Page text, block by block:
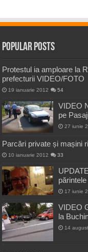
Popular Posts
Protestul ia amploare la
prefecturii VIDEO/FOTO
19 ianuarie 2012 54
VIDEO
pe
27 iunie
Parcări private și mașini
10 ianuarie 2012 33
17 iunie
VIDEO
la
14